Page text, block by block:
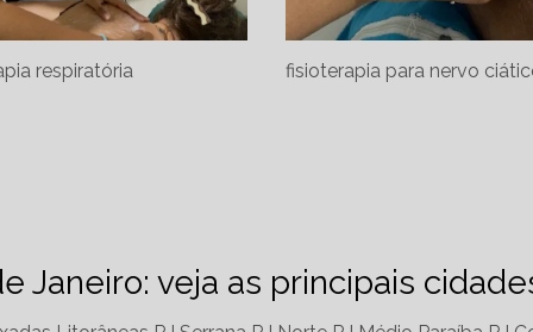
respiratória fisioterapia para nervo
Janeiro: veja as principais